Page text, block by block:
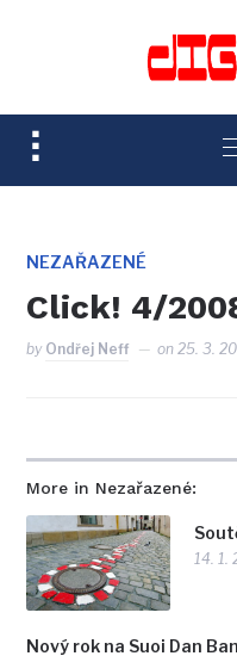
TOGGLE
SIDEBAR
NAVIGATION
NEZAŘAZENÉ
Click! 4/
by Ondřej Neff on25. 3.
More in Nezařazené:
14. 1.
Nový rok na Suoi Dan Ban